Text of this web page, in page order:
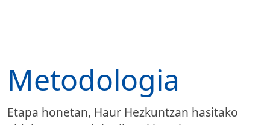
Metodologia
Etapa honetan, Haur Hezkuntzan hasitako